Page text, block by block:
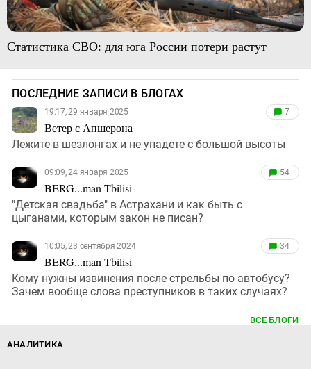
Статистика СВО: для юга России потери растут
ПОСЛЕДНИЕ ЗАПИСИ В БЛОГАХ
19:17, 29 января 2025
Ветер с Апшерона
7
Лежите в шезлонгах и не упадете с большой высоты
09:09, 24 января 2025
BERG...man Tbilisi
54
"Детская свадьба" в Астрахани и как быть с
цыганами, которым закон не писан?
10:05, 23 сентября 2024
BERG...man Tbilisi
34
Кому нужны извинения после стрельбы по автобусу?
Зачем вообще слова преступников в таких случаях?
ВСЕ БЛОГИ
АНАЛИТИКА